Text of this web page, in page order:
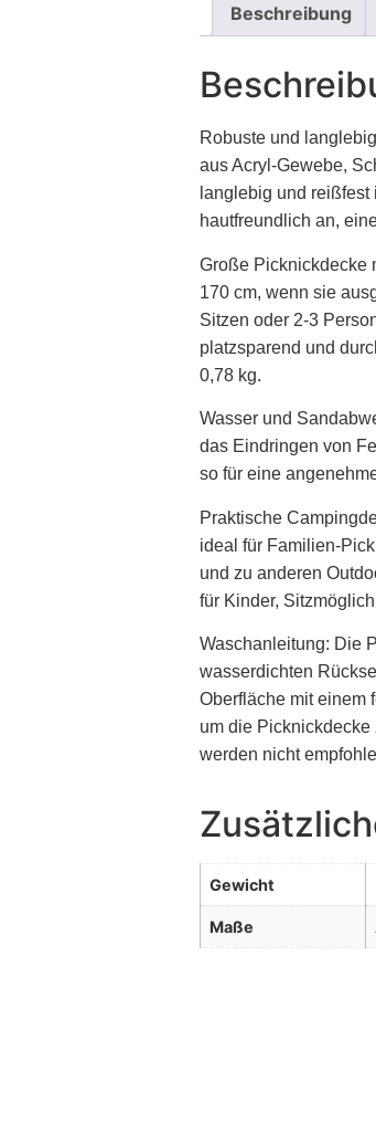
Beschreibung
Robuste und
aus Acryl-Gewebe,
langlebig und
hautfreundlich an,
Große Picknickdecke
170 cm, wenn sie
Sitzen oder 2-3
platzsparend und
0,78 kg.
Wasser und
das Eindringen von
so für eine
Praktische
ideal für Familien-
und zu anderen
für Kinder,
Waschanleitung: Die
wasserdichten
Oberfläche mit einem
um die
werden nicht
Gewicht
Maße